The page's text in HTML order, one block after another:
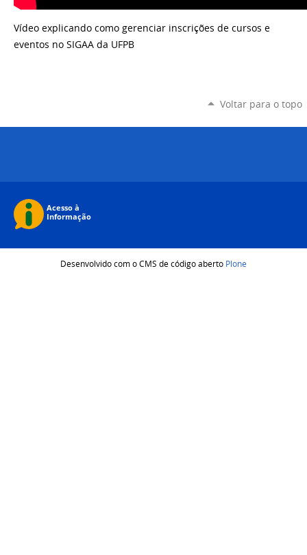
Vídeo explicando como gerenciar inscrições de cursos e
eventos no SIGAA da UFPB
Voltar para o topo
Desenvolvido com o CMS de código aberto Plone